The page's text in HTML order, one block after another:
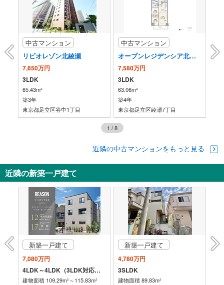
《多機能トイレ》
・西改札内
《車椅子対応トイレ》
・東改札内
スロープ
・東口改札⇔東出口
中古マンション
リビオレゾン北綾瀬
7,650万円
3LDK
65.43m²
築3年
東京都足立区谷中1丁目
中古マンション
オープンレジデンシア北綾瀬
7,580万円
3LDK
63.06m²
築4年
東京都足立区綾瀬7丁目
セ
1 /8
近隣の中古マンションをもっと見る
近隣の新築一戸建て
新築一戸建て
7,080万円
4LDK～4LDK（3LDK対応可※有償工事）
建物面積 109.29m²～115.83m²
新築一戸建て
4,780万円
3SLDK
建物面積 89.83m²